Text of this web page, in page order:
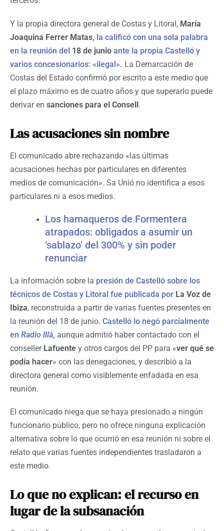
Y la propia directora general de Costas y Litoral, María
Joaquina Ferrer Matas, la calificó con una sola palabra
en la reunión del 18 de junio ante la propia Castelló y
varios concesionarios: «ilegal». La Demarcación de
Costas del Estado confirmó por escrito a este medio que
el plazo máximo es de cuatro años y que superarlo puede
derivar en sanciones para el Consell.
Las acusaciones sin nombre
El comunicado abre rechazando «las últimas
acusaciones hechas por particulares en diferentes
medios de comunicación». Sa Unió no identifica a esos
particulares ni a esos medios.
Los hamaqueros de Formentera
atrapados: obligados a asumir un
‘sablazo’ del 300% y sin poder
renunciar
La información sobre la presión de Castelló sobre los
técnicos de Costas y Litoral fue publicada por La Voz de
Ibiza, reconstruida a partir de varias fuentes presentes en
la reunión del 18 de junio. Castelló lo negó parcialmente
en Radio Illà, aunque admitió haber contactado con el
conseller Lafuente y otros cargos del PP para «ver qué se
podía hacer» con las denegaciones, y describió a la
directora general como visiblemente enfadada en esa
reunión.
El comunicado niega que se haya presionado a ningún
funcionario público, pero no ofrece ninguna explicación
alternativa sobre lo que ocurrió en esa reunión ni sobre el
relato que varias fuentes independientes trasladaron a
este medio.
Lo que no explican: el recurso en
lugar de la subsanación